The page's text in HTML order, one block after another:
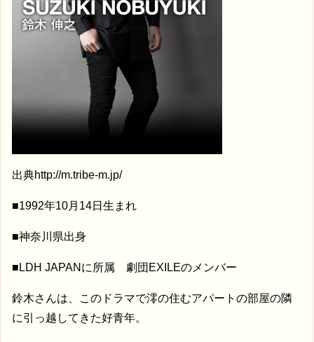
出典http://m.tribe-m.jp/
■1992年10月14日生まれ
■神奈川県出身
■LDH JAPANに所属 劇団EXILEのメンバー
鈴木さんは、このドラマで澪の住むアパートの部屋の隣
に引っ越してきた好青年。